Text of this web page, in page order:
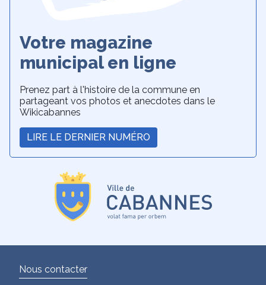
Votre magazine
municipal en ligne
Prenez part à l'histoire de la commune en
partageant vos photos et anecdotes dans le
Wikicabannes
LIRE LE DERNIER NUMÉRO
Nous contacter